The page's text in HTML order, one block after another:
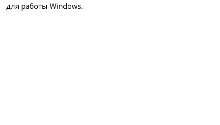
для работы Windows.